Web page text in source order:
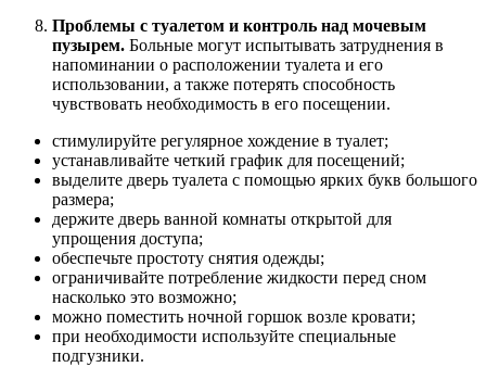
Проблемы с туалетом и контроль над мочевым
пузырем. Больные могут испытывать затруднения в
напоминании о расположении туалета и его
использовании, а также потерять способность
чувствовать необходимость в его посещении.
стимулируйте регулярное хождение в туалет;
устанавливайте четкий график для посещений;
выделите дверь туалета с помощью ярких букв большого
размера;
держите дверь ванной комнаты открытой для
упрощения доступа;
обеспечьте простоту снятия одежды;
ограничивайте потребление жидкости перед сном
насколько это возможно;
можно поместить ночной горшок возле кровати;
при необходимости используйте специальные
подгузники.